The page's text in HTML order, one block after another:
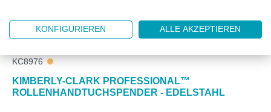
KC8976
KIMBERLY-CLARK PROFESSIONAL™
ROLLENHANDTUCHSPENDER - EDELSTAHL
KONFIGURIEREN ALLE AKZEPTIEREN